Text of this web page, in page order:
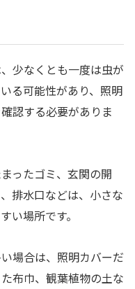
少なくとも一度は虫が
る可能性があり、照明
認する必要がありま
ったゴミ、玄関の開
排水口などは、小さな
い場所です。
場合は、照明カバーだ
布巾、観葉植物の土な